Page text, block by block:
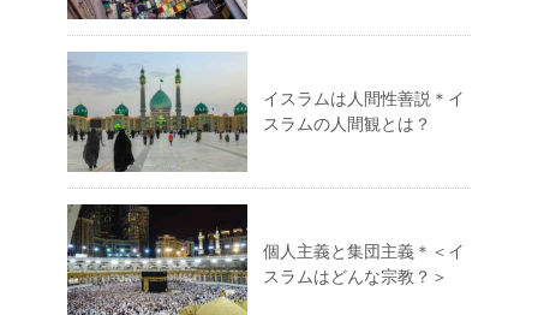
イスラムは人間性善説＊イ
スラムの人間観とは？
個人主義と集団主義＊＜イ
スラムはどんな宗教？＞